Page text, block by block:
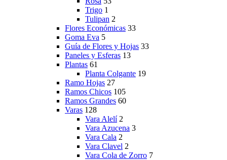
Trigo 1
Tulipan 2
Flores Económicas 33
Goma Eva 5
Guía de Flores y Hojas 33
Paneles y Esferas 13
Plantas 61
Planta Colgante 19
Ramo Hojas 27
Ramos Chicos 105
Ramos Grandes 60
Varas 128
Vara Alelí 2
Vara Azucena 3
Vara Cala 2
Vara Clavel 2
Vara Cola de Zorro 7